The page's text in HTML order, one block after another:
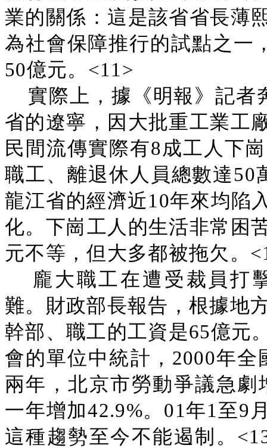
業的關係：這是該省省長薄
為社會保障推行的試點之一
50億元。<11>
實際上，據《明報》記者
省的遼寧，因大批重工業工
民間流傳實際有8成工人下
職工、離退休人員總數達50
龍江省的經濟近10年來均陷
化。下崗工人的生活非常困
元不等，但大多都被拖欠。
龐大職工在遭受裁員打
難。財政部長報告，根據地
幹部、職工的工資是65億元
會的單位中統計，2000年
兩年，北京市勞動爭議急劇
一年增加42.9%。01年1至9
這種趨勢至今不能遏制。